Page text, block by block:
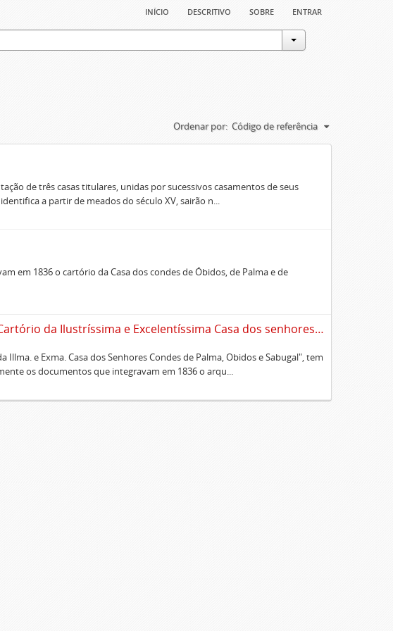
início descritivo sobre entrar
Ordenar por: Código de referência
de três casas titulares, unidas por sucessivos casamentos de seus
a partir de meados do século XV, sairão n...
em 1836 o cartório da Casa dos condes de Óbidos, de Palma e de
Sumário alfabético dos documentos existentes no Cartório da Ilustríssima e Excelentíssima Casa dos senhores condes de Palma, Óbidos e Sabugal
e Exma. Casa dos Senhores Condes de Palma, Obidos e Sabugal", tem
os documentos que integravam em 1836 o arqu...